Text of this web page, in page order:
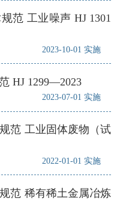
范 工业噪声 HJ 1301
2023-10-01 实施
HJ 1299—2023
2023-07-01 实施
范 工业固体废物（试
2022-01-01 实施
范 稀有稀土金属冶炼